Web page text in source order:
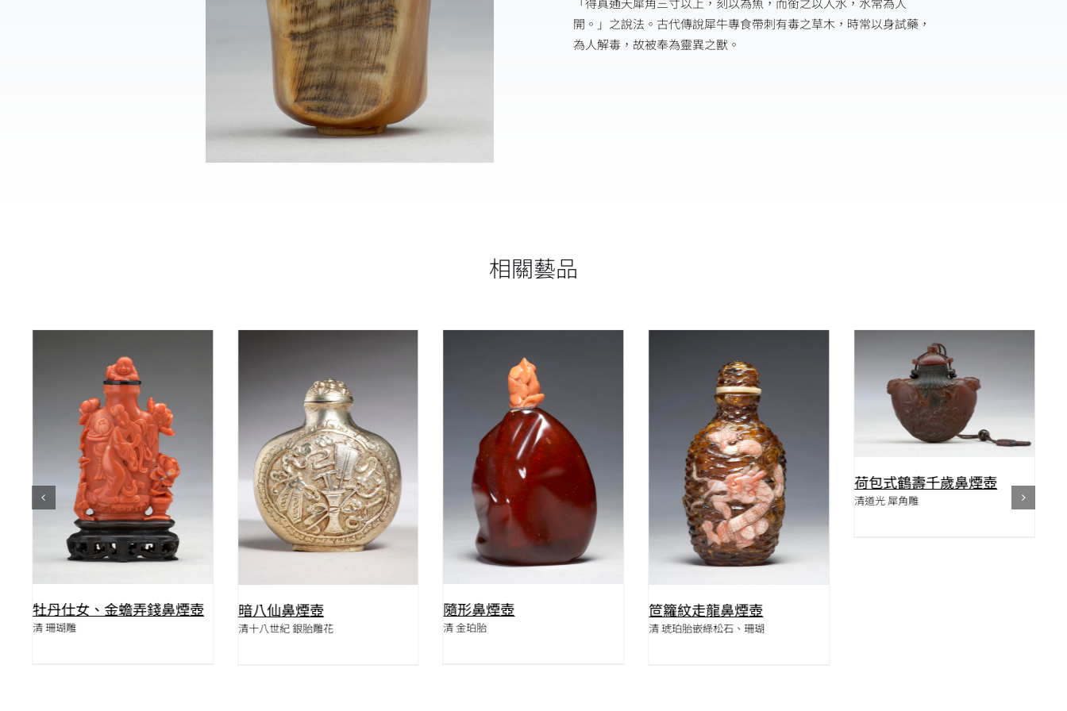
開。」之說法。古代傳說犀牛專食帶刺有毒之草木，時常以身試藥，
為人解毒，故被奉為靈異之獸。
相關藝品
QUICK VIEW
牡丹仕女、金蟾弄錢鼻煙壺
清 珊瑚雕
QUICK VIEW
暗八仙鼻煙壺
清十八世紀 銀胎雕花
QUICK VIEW
隨形鼻煙壺
清 金珀胎
QUICK VIEW
笸籮紋走龍鼻煙壺
清 琥珀胎嵌綠松石、珊瑚
QUICK VIEW
荷包式鶴壽千歲鼻煙壺
清道光 犀角雕